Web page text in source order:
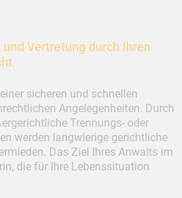
Vertretung durch Ihren
sicheren und schnellen
Angelegenheiten. Durch
Trennungs- oder
werden langwierige gerichtliche
Das Ziel Ihres Anwalts im
die für Ihre Lebenssituation